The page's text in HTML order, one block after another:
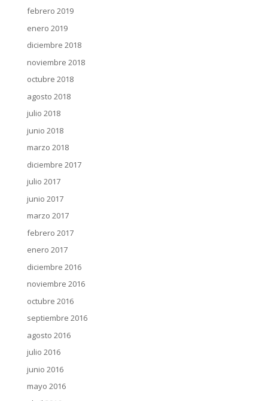
febrero 2019
enero 2019
diciembre 2018
noviembre 2018
octubre 2018
agosto 2018
julio 2018
junio 2018
marzo 2018
diciembre 2017
julio 2017
junio 2017
marzo 2017
febrero 2017
enero 2017
diciembre 2016
noviembre 2016
octubre 2016
septiembre 2016
agosto 2016
julio 2016
junio 2016
mayo 2016